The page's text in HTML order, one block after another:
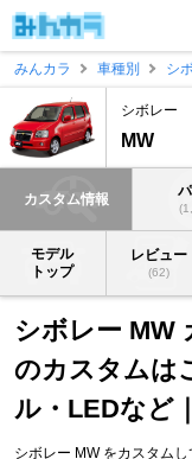
みんカラ
車種別 シ
シボレー
MW
カスタム情報
モデル
トップ
レビュー
(62)
シボレー MW
のカスタムは
ル・LEDなど
シボレー MW をカスタム